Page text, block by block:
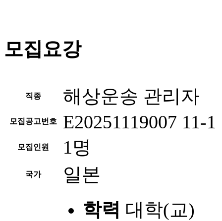
모집요강
직종 해상운송 관리자
모집공고번호 E20251119007 11-1
모집인원 1명
국가 일본
학력 대학(교)